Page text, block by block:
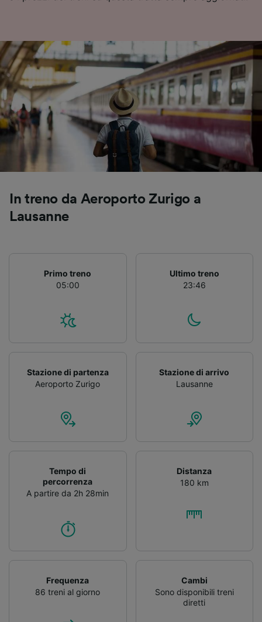
In treno da Aeroporto Zurigo a
Lausanne
Primo treno
05:00
Ultimo treno
23:46
Stazione di partenza
Aeroporto Zurigo
Stazione di arrivo
Lausanne
Tempo di
percorrenza
A partire da 2h 28min
Distanza
180 km
Frequenza
86 treni al giorno
Cambi
Sono disponibili treni
diretti
Archiviare informazioni su dispositivo e/o
accedervi. Pubblicità e contenuti
personalizzati, misurazione delle prestazioni
dei contenuti e degli annunci, ricerche sul
pubblico, sviluppo di servizi.
Elenco dei partner (fornitori)